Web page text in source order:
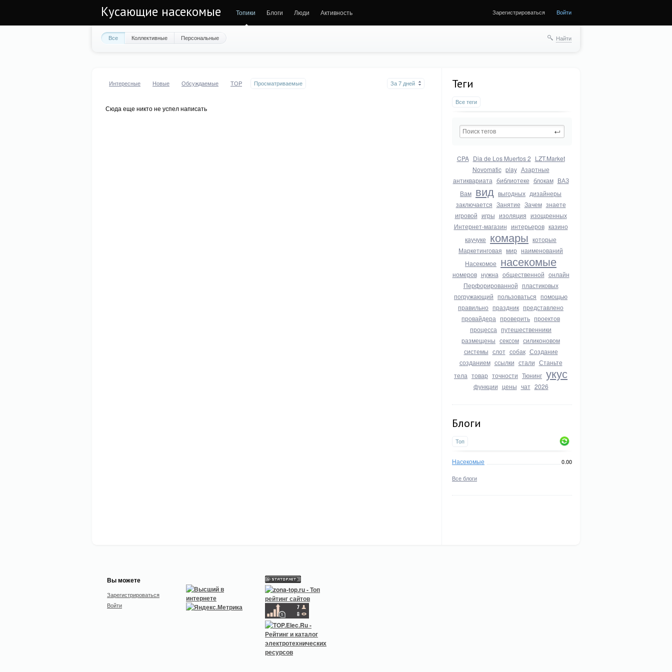
Кусающие насекомые Топики Блоги Люди Активность Зарегистрироваться Войти
Все Коллективные Персональные Найти
Теги
Все теги
CPA Dia de Los Muertos 2 LZT.Market
Novomatic play Азартные
антиквариата библиотеке блокам ВАЗ
Вам вид выгодных дизайнеры
заключается Занятие Зачем знаете
игровой игры изоляция изощренных
Интернет-магазин интерьеров казино
каучуке комары которые
Маркетинговая мир наименований
Насекомое насекомые
номеров нужна общественной онлайн
Перфорированной пластиковых
погружающий пользоваться помощью
правильно праздник представлено
провайдера проверить проектов
процесса путешественники
размещены сексом силиконовом
системы слот собак Создание
созданием ссылки стали Станьте
тела товар точности Тюнинг укус
функции цены чат 2026
Блоги
Топ
Насекомые 0.00
Все блоги
Интересные Новые Обсуждаемые TOP Просматриваемые За 7 дней
Сюда еще никто не успел написать
Вы можете
Зарегистрироваться
Войти